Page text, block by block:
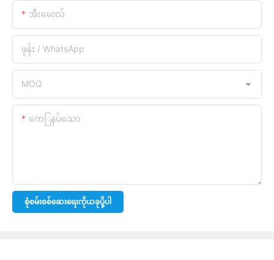
အီးမေးလ်
ဖုန်း / WhatsApp
MOQ
ကေြနပ်သော
စုံစမ်းစစ်ဆေးရေးကိုယခုပို့ပါ